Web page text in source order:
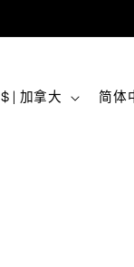
CAD $ | 加拿大
语
简体